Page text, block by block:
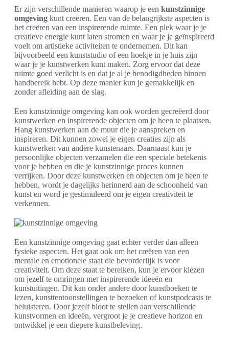
Er zijn verschillende manieren waarop je een kunstzinnige
omgeving kunt creëren. Een van de belangrijkste aspecten is
het creëren van een inspirerende ruimte. Een plek waar je je
creatieve energie kunt laten stromen en waar je je geïnspireerd
voelt om artistieke activiteiten te ondernemen. Dit kan
bijvoorbeeld een kunststudio of een hoekje in je huis zijn
waar je je kunstwerken kunt maken. Zorg ervoor dat deze
ruimte goed verlicht is en dat je al je benodigdheden binnen
handbereik hebt. Op deze manier kun je gemakkelijk en
zonder afleiding aan de slag.
Een kunstzinnige omgeving kan ook worden gecreëerd door
kunstwerken en inspirerende objecten om je heen te plaatsen.
Hang kunstwerken aan de muur die je aanspreken en
inspireren. Dit kunnen zowel je eigen creaties zijn als
kunstwerken van andere kunstenaars. Daarnaast kun je
persoonlijke objecten verzamelen die een speciale betekenis
voor je hebben en die je kunstzinnige proces kunnen
verrijken. Door deze kunstwerken en objecten om je heen te
hebben, wordt je dagelijks herinnerd aan de schoonheid van
kunst en word je gestimuleerd om je eigen creativiteit te
verkennen.
Een kunstzinnige omgeving gaat echter verder dan alleen
fysieke aspecten. Het gaat ook om het creëren van een
mentale en emotionele staat die bevorderlijk is voor
creativiteit. Om deze staat te bereiken, kun je ervoor kiezen
om jezelf te omringen met inspirerende ideeën en
kunstuitingen. Dit kan onder andere door kunstboeken te
lezen, kunsttentoonstellingen te bezoeken of kunstpodcasts te
beluisteren. Door jezelf bloot te stellen aan verschillende
kunstvormen en ideeën, vergroot je je creatieve horizon en
ontwikkel je een diepere kunstbeleving.